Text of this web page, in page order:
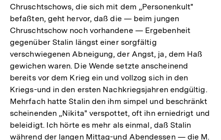
Chruschtschows, die sich mit dem „Personenkult"
befaßten, geht hervor, daß die — beim jungen
Chruschtschow noch vorhandene — Ergebenheit
gegenüber Stalin längst einer sorgfältig
verschwiegenen Abneigung, der Angst, ja, dem Haß
gewichen waren. Die Wende setzte anscheinend
bereits vor dem Krieg ein und vollzog sich in den
Kriegs-und in den ersten Nachkriegsjahren endgültig.
Mehrfach hatte Stalin den ihm simpel und beschränkt
scheinenden „Nikita" verspottet, oft ihn erniedrigt und
beleidigt. Ich hörte es mehr als einmal, daß Stalin
während der langen Mittag-und Abendessen — die M.